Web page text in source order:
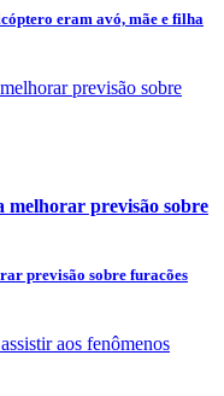
eram avó, mãe e filha
melhorar previsão sobre
previsão sobre furacões